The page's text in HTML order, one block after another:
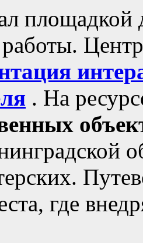
площадкой
работы.
. На
где